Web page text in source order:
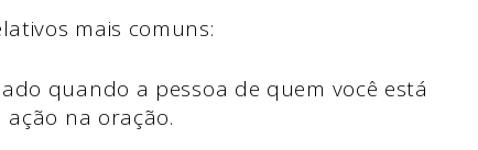
mais comuns:
quando a pessoa de quem você está
na oração.